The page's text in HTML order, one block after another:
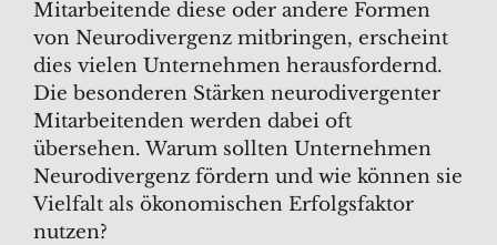
Mitarbeitende diese oder andere Formen
von Neurodivergenz mitbringen, erscheint
dies vielen Unternehmen herausfordernd.
Die besonderen Stärken neurodivergenter
Mitarbeitenden werden dabei oft
übersehen. Warum sollten Unternehmen
Neurodivergenz fördern und wie können sie
Vielfalt als ökonomischen Erfolgsfaktor
nutzen?